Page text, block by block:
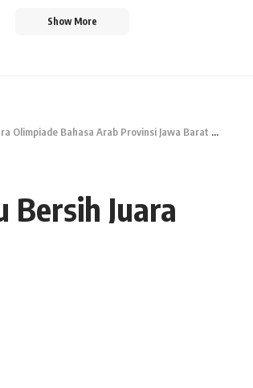
Show More
Bahasa Arab Provinsi Jawa Barat 2024
Juara